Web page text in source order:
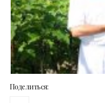
Поделиться: